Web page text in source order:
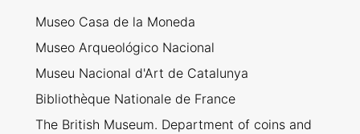
Museo Casa de la Moneda
Museo Arqueológico Nacional
Museu Nacional d'Art de Catalunya
Bibliothèque Nationale de France
The British Museum. Department of coins and